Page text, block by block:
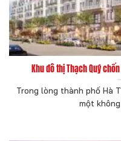
Khu đô thị Thạch Quý
Trong lòng thành phố Hà
một